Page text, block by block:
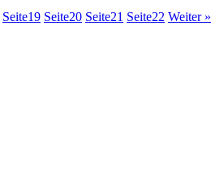
Seite19 Seite20 Seite21 Seite22 Weiter »